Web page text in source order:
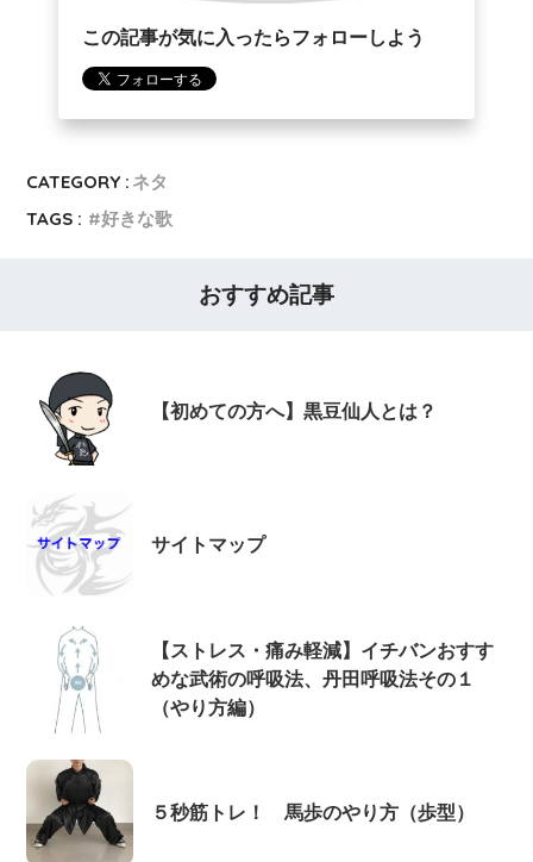
この記事が気に入ったらフォローしよう
CATEGORY : ネタ
TAGS :
好きな歌
おすすめ記事
【初めての方へ】黒豆仙人とは？
サイトマップ
【ストレス・痛み軽減】イチバンおすす
めな武術の呼吸法、丹田呼吸法その１
（やり方編）
５秒筋トレ！ 馬歩のやり方（歩型）